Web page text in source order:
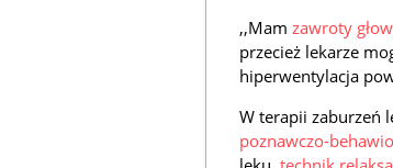
,,Mam zawroty
przecież lekarze
hiperwentylacja
W terapii zaburzeń
poznawczo-